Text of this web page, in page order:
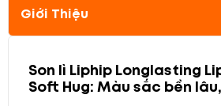
Giới Thiệu
Son lì Liphip Longlasting
Soft Hug: Màu sắc bền